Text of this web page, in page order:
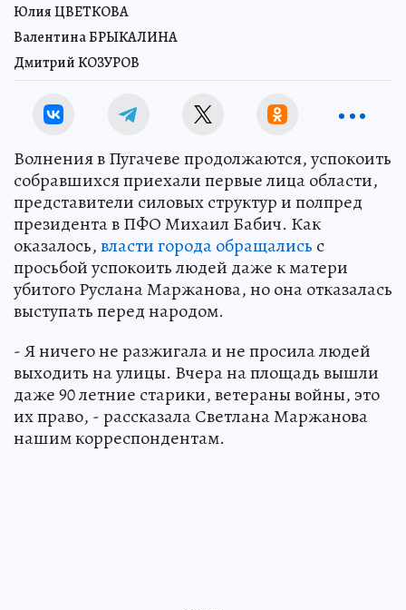
Юлия ЦВЕТКОВА
Валентина БРЫКАЛИНА
Дмитрий КОЗУРОВ
Волнения в Пугачеве продолжаются, успокоить
собравшихся приехали первые лица области,
представители силовых структур и полпред
президента в ПФО Михаил Бабич. Как
оказалось,власти города обращались с
просьбой успокоить людей даже к матери
убитого Руслана Маржанова, но она отказалась
выступать перед народом.
- Я ничего не разжигала и не просила людей
выходить на улицы. Вчера на площадь вышли
даже 90 летние старики, ветераны войны, это
их право, - рассказала Светлана Маржанова
нашим корреспондентам.